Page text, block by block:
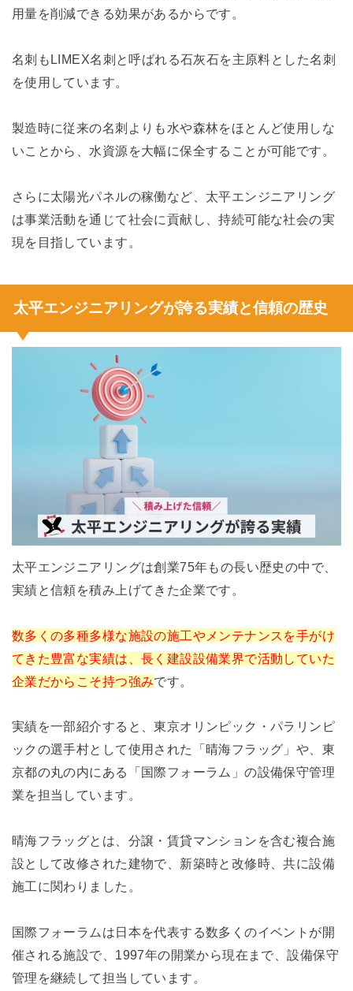
用量を削減できる効果があるからです。
名刺もLIMEX名刺と呼ばれる石灰石を主原料とした名刺
を使用しています。
製造時に従来の名刺よりも水や森林をほとんど使用しな
いことから、水資源を大幅に保全することが可能です。
さらに太陽光パネルの稼働など、太平エンジニアリング
は事業活動を通じて社会に貢献し、持続可能な社会の実
現を目指しています。
太平エンジニアリングが誇る実績と信頼の歴史
太平エンジニアリングは創業75年もの長い歴史の中で、
実績と信頼を積み上げてきた企業です。
数多くの多種多様な施設の施工やメンテナンスを手がけ
てきた豊富な実績は、長く建設設備業界で活動していた
企業だからこそ持つ強みです。
実績を一部紹介すると、東京オリンピック・パラリンピ
ックの選手村として使用された「晴海フラッグ」や、東
京都の丸の内にある「国際フォーラム」の設備保守管理
業を担当しています。
晴海フラッグとは、分譲・賃貸マンションを含む複合施
設として改修された建物で、新築時と改修時、共に設備
施工に関わりました。
国際フォーラムは日本を代表する数多くのイベントが開
催される施設で、1997年の開業から現在まで、設備保守
管理を継続して担当しています。